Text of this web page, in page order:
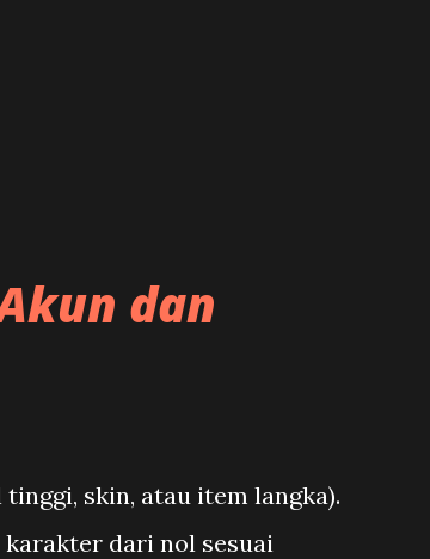
dan
skin, atau item langka).
karakter dari nol sesuai